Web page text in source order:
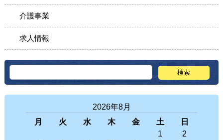
介護事業
求人情報
2026年8月
月
火 水 木 金 土
日
1
2